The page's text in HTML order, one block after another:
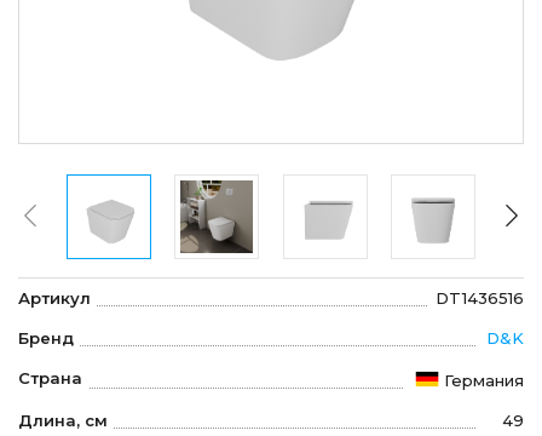
Артикул DT1436516
Бренд D&K
Страна Германия
Длина, см 49